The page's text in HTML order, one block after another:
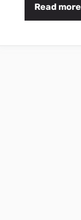
Read more